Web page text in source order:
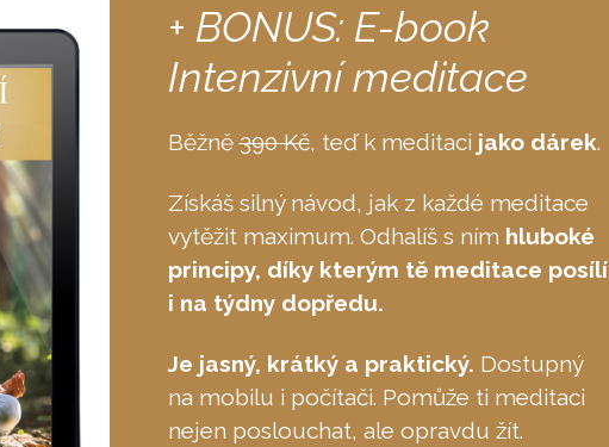
+ BONUS: E-book
Intenzivní meditace
Běžně390 Kč, teď k meditaci jako dárek.
Získáš silný návod, jak z každé meditace
vytěžit maximum. Odhalíš s ním hluboké
principy, díky kterým tě meditace posílí
i na týdny dopředu.
Je jasný, krátký a praktický. Dostupný
na mobilu i počítači. Pomůže ti meditaci
nejen poslouchat, ale opravdu žít.